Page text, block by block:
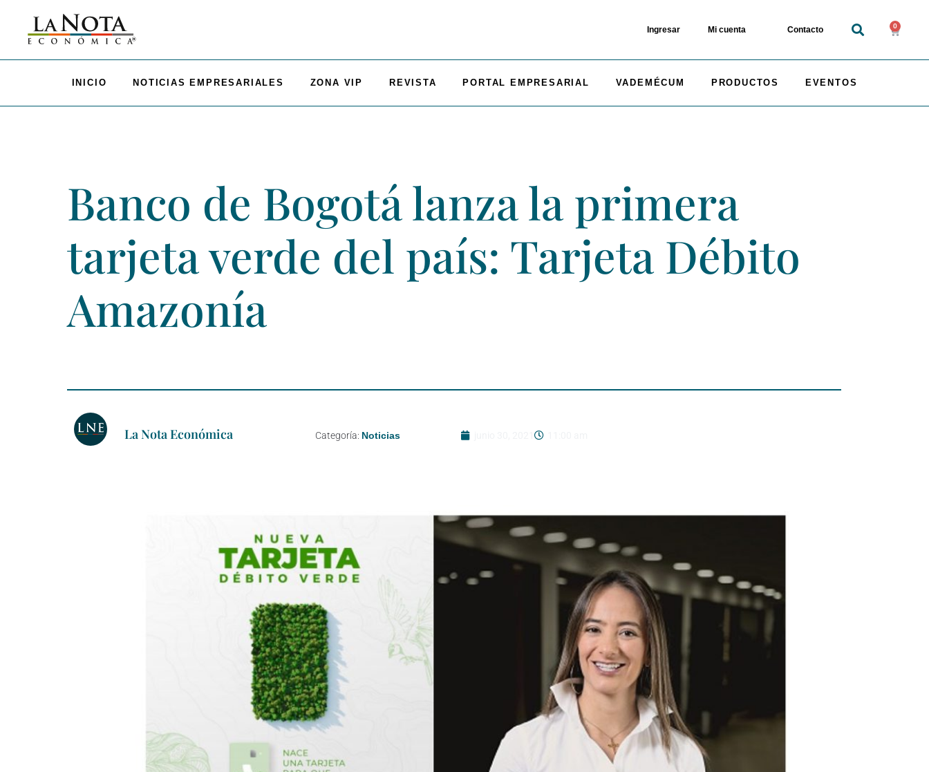
Ingresar Mi cuenta Contacto 0
INICIO NOTICIAS EMPRESARIALES ZONA VIP REVISTA PORTAL EMPRESARIAL VADEMÉCUM PRODUCTOS EVENTOS
Banco de Bogotá lanza la primera
tarjeta verde del país: Tarjeta Débito
Amazonía
La Nota Económica Categoría: Noticias